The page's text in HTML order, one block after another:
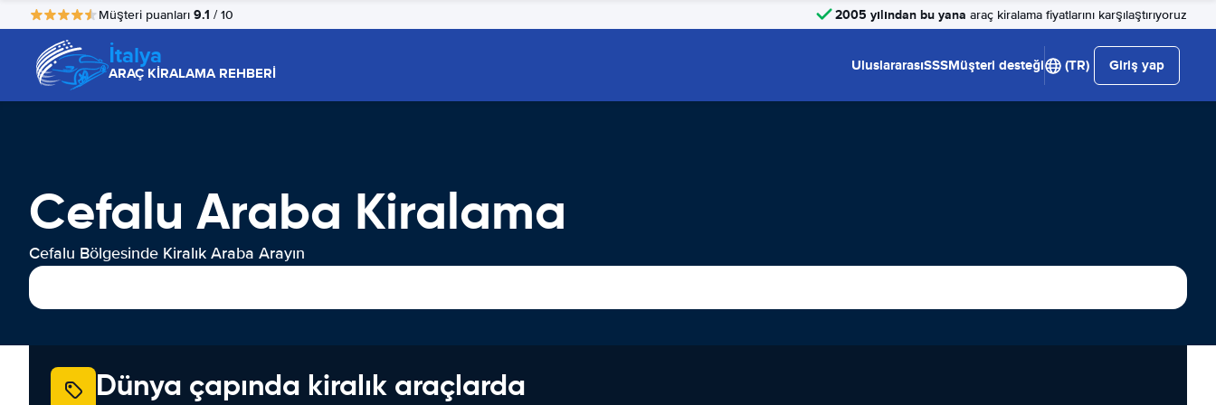
Müşteri puanları 9.1 / 10 2005 yılından bu yana araç kiralama fiyatlarını karşılaştırıyoruz
İtalya
ARAÇ KİRALAMA REHBERİ UluslararasıSSSMüşteri desteği (TR) Giriş yap
Cefalu Araba Kiralama
Cefalu Bölgesinde Kiralık Araba Arayın
Dünya çapında kiralık araçlarda